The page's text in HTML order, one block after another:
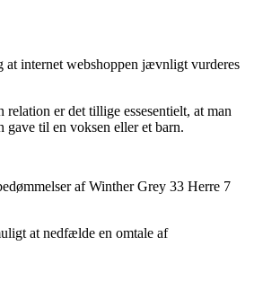
internet webshoppen jævnligt vurderes
er det tillige essesentielt, at man
til en voksen eller et barn.
af Winther Grey 33 Herre 7
at nedfælde en omtale af